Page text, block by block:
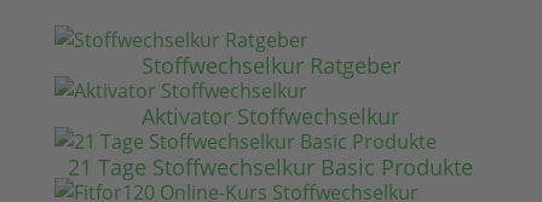
Stoffwechselkur Ratgeber
Aktivator Stoffwechselkur
21 Tage Stoffwechselkur Basic Produkte